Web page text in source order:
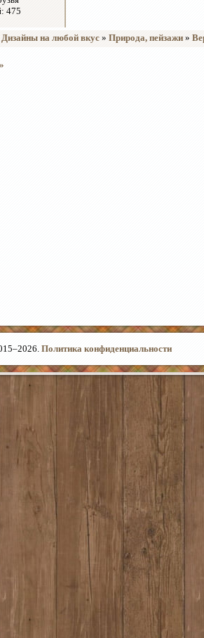
475
Дизайны на любой вкус » Природа, пейзажи »
»
2026. Политика конфиденциальности